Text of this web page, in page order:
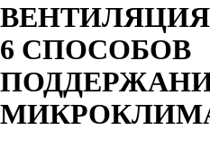
6 СПОСОБОВ